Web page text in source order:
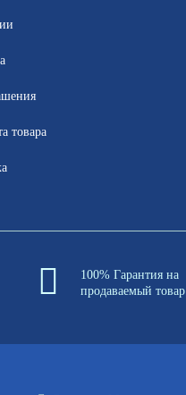
товара
100% Гарантия на
продаваемый товар